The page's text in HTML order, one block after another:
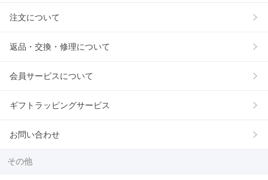
注文について
返品・交換・修理について
会員サービスについて
ギフトラッピングサービス
お問い合わせ
その他